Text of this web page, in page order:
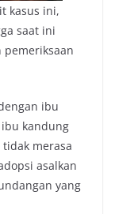
kasus ini,
saat ini
pemeriksaan
ibu
kandung
merasa
asalkan
yang